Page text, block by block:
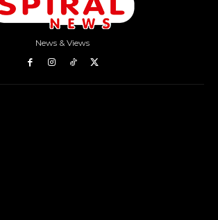
News & Views